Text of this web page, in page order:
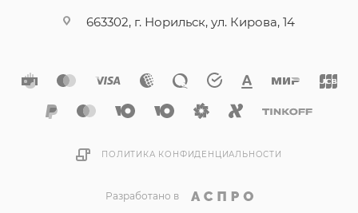
663302, г. Норильск, ул. Кирова, 14
ПОЛИТИКА КОНФИДЕНЦИАЛЬНОСТИ
Разработано в